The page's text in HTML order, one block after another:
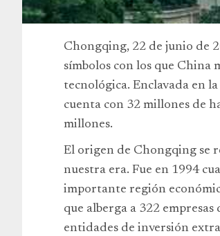
Chongqing, 22 de junio de
símbolos con los que China
tecnológica. Enclavada en
cuenta con 32 millones de
millones.
El origen de Chongqing se
nuestra era. Fue en 1994
importante región
que alberga a 322
entidades de inversión